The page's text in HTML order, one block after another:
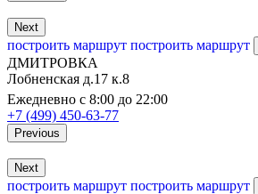
Next
построить маршрут построить маршрут
ДМИТРОВКА
Лобненская д.17 к.8
Ежедневно с 8:00 до 22:00
+7 (499) 450-63-77
Previous
Next
построить маршрут построить маршрут